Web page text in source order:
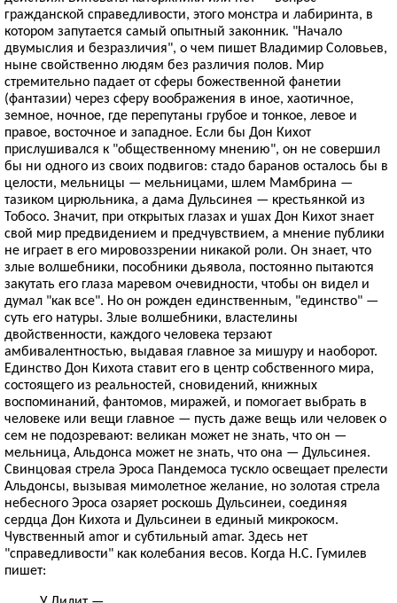
гражданской справедливости, этого монстра и лабиринта, в
котором запутается самый опытный законник. "Начало
двумыслия и безразличия", о чем пишет Владимир Соловьев,
ныне свойственно людям без различия полов. Мир
стремительно падает от сферы божественной фанетии
(фантазии) через сферу воображения в иное, хаотичное,
земное, ночное, где перепутаны грубое и тонкое, левое и
правое, восточное и западное. Если бы Дон Кихот
прислушивался к "общественному мнению", он не совершил
бы ни одного из своих подвигов: стадо баранов осталось бы в
целости, мельницы — мельницами, шлем Мамбрина —
тазиком цирюльника, а дама Дульсинея — крестьянкой из
Тобосо. Значит, при открытых глазах и ушах Дон Кихот знает
свой мир предвидением и предчувствием, а мнение публики
не играет в его мировоззрении никакой роли. Он знает, что
злые волшебники, пособники дьявола, постоянно пытаются
закутать его глаза маревом очевидности, чтобы он видел и
думал "как все". Но он рожден единственным, "единство" —
суть его натуры. Злые волшебники, властелины
двойственности, каждого человека терзают
амбивалентностью, выдавая главное за мишуру и наоборот.
Единство Дон Кихота ставит его в центр собственного мира,
состоящего из реальностей, сновидений, книжных
воспоминаний, фантомов, миражей, и помогает выбрать в
человеке или вещи главное — пусть даже вещь или человек о
сем не подозревают: великан может не знать, что он —
мельница, Альдонса может не знать, что она — Дульсинея.
Свинцовая стрела Эроса Пандемоса тускло освещает прелести
Альдонсы, вызывая мимолетное желание, но золотая стрела
небесного Эроса озаряет роскошь Дульсинеи, соединяя
сердца Дон Кихота и Дульсинеи в единый микрокосм.
Чувственный amor и субтильный amar. Здесь нет
"справедливости" как колебания весов. Когда Н.С. Гумилев
пишет: